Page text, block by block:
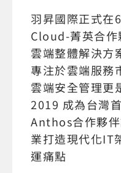
羽昇國際正式
Cloud-菁英合作
雲端整體解決方
專注於雲端服務
雲端安全管理更
2019 成為台灣
Anthos合作夥
業打造現代化IT
運痛點